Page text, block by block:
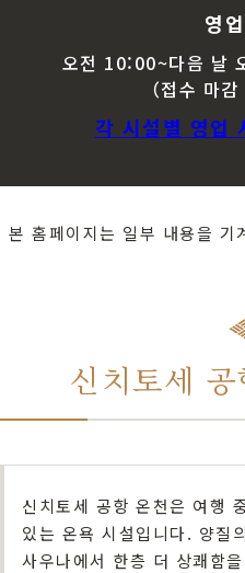
영
오전 10:00~다음 날
（접수 마
각 시설별 영업
본 홈페이지는 일부 내용을 기
신치토세
신치토세 공항 온천은 여행
있는 온욕 시설입니다. 양질
사우나에서 한층 더 상쾌함